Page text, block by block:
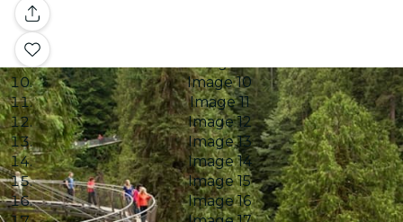
Galerie
Image 10
Image 11
Image 12
Image 13
Image 14
Image 15
Image 16